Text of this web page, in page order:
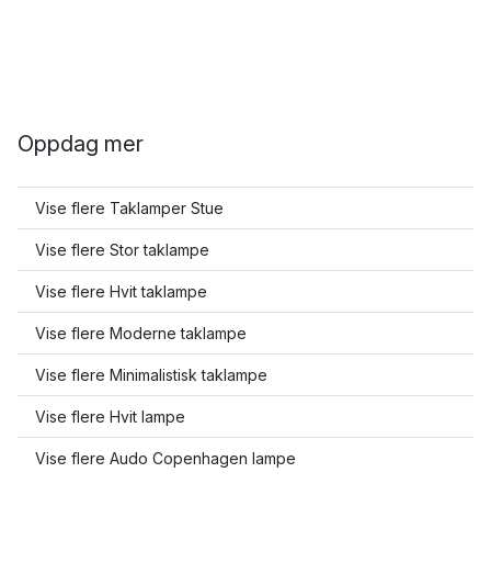
Oppdag mer
Vise flere Taklamper Stue
Vise flere Stor taklampe
Vise flere Hvit taklampe
Vise flere Moderne taklampe
Vise flere Minimalistisk taklampe
Vise flere Hvit lampe
Vise flere Audo Copenhagen lampe